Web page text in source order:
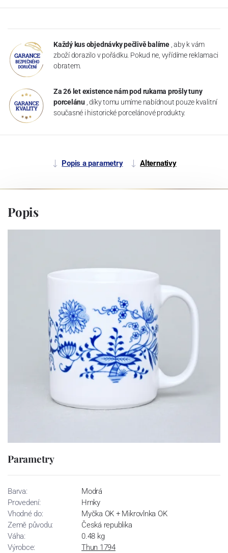
Každý kus objednávky pečlivě balíme , aby k vám
zboží dorazilo v pořádku. Pokud ne, vyřídíme reklamaci
obratem.
Za 26 let existence nám pod rukama prošly tuny
porcelánu , díky tomu umíme nabídnout pouze kvalitní
současné i historické porcelánové produkty.
Popis a parametry Alternativy
Popis
Parametry
Barva:
Modrá
Provedení:
Hrnky
Vhodné do:
Myčka OK + Mikrovlnka OK
Země původu:
Česká republika
Váha:
0.48 kg
Výrobce:
Thun 1794